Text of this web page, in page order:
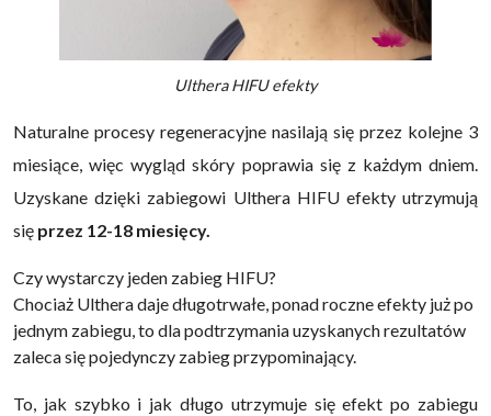
Ulthera HIFU efekty
Naturalne procesy regeneracyjne nasilają się przez kolejne 3
miesiące, więc wygląd skóry poprawia się z każdym dniem.
Uzyskane dzięki zabiegowi Ulthera HIFU efekty utrzymują
się przez 12-18 miesięcy.
Czy wystarczy jeden zabieg HIFU?
Chociaż Ulthera daje długotrwałe, ponad roczne efekty już po
jednym zabiegu, to dla podtrzymania uzyskanych rezultatów
zaleca się pojedynczy zabieg przypominający.
To, jak szybko i jak długo utrzymuje się efekt po zabiegu